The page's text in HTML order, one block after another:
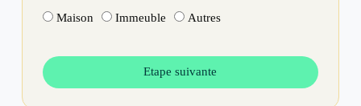
Maison Immeuble Autres
Etape suivante